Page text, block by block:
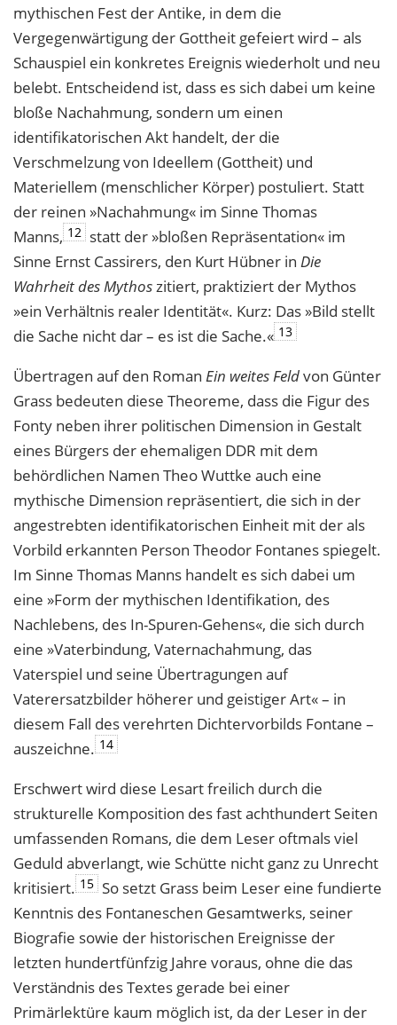
mythischen Fest der Antike, in dem die
Vergegenwärtigung der Gottheit gefeiert wird – als
Schauspiel ein konkretes Ereignis wiederholt und neu
belebt. Entscheidend ist, dass es sich dabei um keine
bloße Nachahmung, sondern um einen
identifikatorischen Akt handelt, der die
Verschmelzung von Ideellem (Gottheit) und
Materiellem (menschlicher Körper) postuliert. Statt
der reinen »Nachahmung« im Sinne Thomas
Manns, 12 statt der »bloßen Repräsentation« im
Sinne Ernst Cassirers, den Kurt Hübner in Die
Wahrheit des Mythoszitiert, praktiziert der Mythos
»ein Verhältnis realer Identität«. Kurz: Das »Bild stellt
die Sache nicht dar – es ist die Sache.« 13
Übertragen auf den Roman Ein weites Feldvon Günter
Grass bedeuten diese Theoreme, dass die Figur des
Fonty neben ihrer politischen Dimension in Gestalt
eines Bürgers der ehemaligen DDR mit dem
behördlichen Namen Theo Wuttke auch eine
mythische Dimension repräsentiert, die sich in der
angestrebten identifikatorischen Einheit mit der als
Vorbild erkannten Person Theodor Fontanes spiegelt.
Im Sinne Thomas Manns handelt es sich dabei um
eine »Form der mythischen Identifikation, des
Nachlebens, des In-Spuren-Gehens«, die sich durch
eine »Vaterbindung, Vaternachahmung, das
Vaterspiel und seine Übertragungen auf
Vaterersatzbilder höherer und geistiger Art« – in
diesem Fall des verehrten Dichtervorbilds Fontane –
auszeichne. 14
Erschwert wird diese Lesart freilich durch die
strukturelle Komposition des fast achthundert Seiten
umfassenden Romans, die dem Leser oftmals viel
Geduld abverlangt, wie Schütte nicht ganz zu Unrecht
kritisiert. 15 So setzt Grass beim Leser eine fundierte
Kenntnis des Fontaneschen Gesamtwerks, seiner
Biografie sowie der historischen Ereignisse der
letzten hundertfünfzig Jahre voraus, ohne die das
Verständnis des Textes gerade bei einer
Primärlektüre kaum möglich ist, da der Leser in der